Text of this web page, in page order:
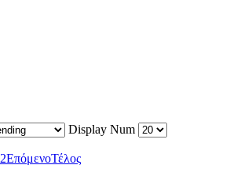
Display Num
2ΕπόμενοΤέλος